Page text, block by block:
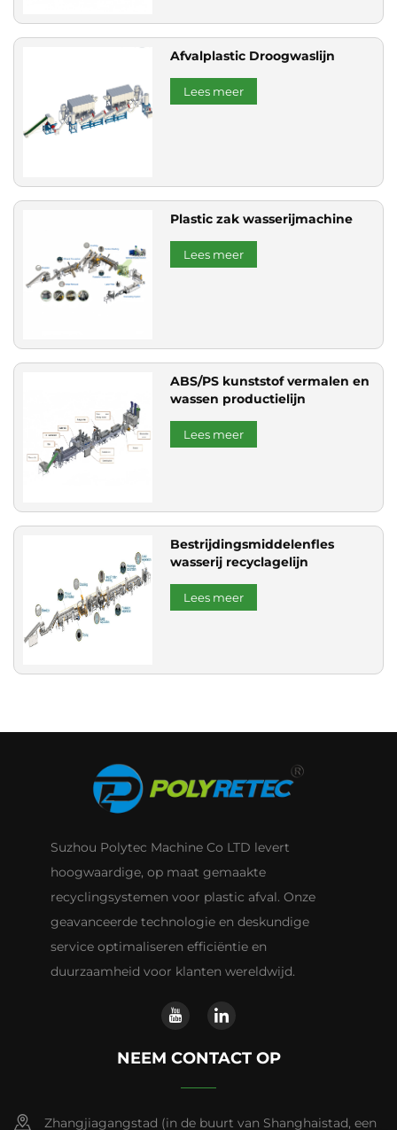
Afvalplastic Droogwaslijn
Lees meer
Plastic zak wasserijmachine
Lees meer
ABS/PS kunststof vermalen en
wassen productielijn
Lees meer
Bestrijdingsmiddelenfles
wasserij recyclagelijn
Lees meer
Suzhou Polytec Machine Co LTD levert
hoogwaardige, op maat gemaakte
recyclingsystemen voor plastic afval. Onze
geavanceerde technologie en deskundige
service optimaliseren efficiëntie en
duurzaamheid voor klanten wereldwijd.
NEEM CONTACT OP
Zhangjiagangstad (in de buurt van Shanghaistad, een